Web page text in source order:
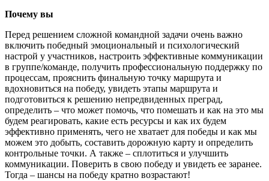
Почему вы
Перед решением сложной командной задачи очень важно
включить победный эмоциональный и психологический
настрой у участников, настроить эффективные коммуникации
в группе/команде, получить профессиональную поддержку по
процессам, прояснить финальную точку маршрута и
вдохновиться на победу, увидеть этапы маршрута и
подготовиться к решению непредвиденных преград,
определить – что может помочь, что помешать и как на это мы
будем реагировать, какие есть ресурсы и как их будем
эффективно применять, чего не хватает для победы и как мы
можем это добыть, составить дорожную карту и определить
контрольные точки. А также – сплотиться и улучшить
коммуникации. Поверить в свою победу и увидеть ее заранее.
Тогда – шансы на победу кратно возрастают!